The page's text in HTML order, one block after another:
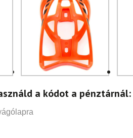
a kódot a pénztárnál: